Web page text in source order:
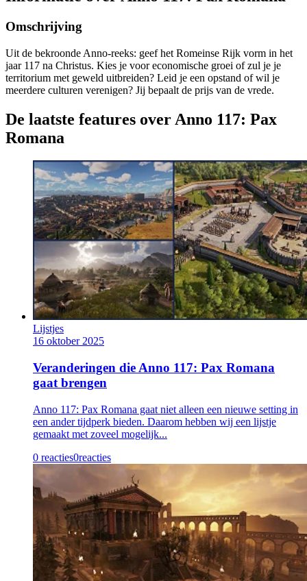
Omschrijving
Uit de bekroonde Anno-reeks: geef het Romeinse Rijk vorm in het
jaar 117 na Christus. Kies je voor economische groei of zul je je
territorium met geweld uitbreiden? Leid je een opstand of wil je
meerdere culturen verenigen? Jij bepaalt de prijs van de vrede.
De laatste features over Anno 117: Pax
Romana
Lijstjes
16 oktober 2025
Veranderingen die Anno 117: Pax Romana
gaat brengen
Anno 117: Pax Romana gaat niet alleen een nieuwe setting in
een ander tijdperk bieden. Daarom hebben wij een lijstje
gemaakt met zoveel mogelijk...
0 reacties0reacties